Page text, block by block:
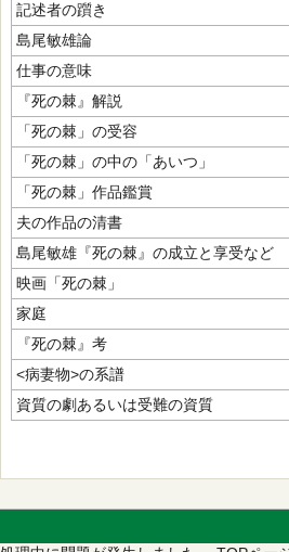
記述者の躓き
島尾敏雄論
仕事の意味
『死の棘』解説
「死の棘」の受容
「死の棘」の中の「あいつ」
「死の棘」作品鑑賞
夫の作品の清書
島尾敏雄『死の棘』の成立と享受など
映画「死の棘」
家庭
『死の棘』考
<病妻物>の系譜
資質の劇あるいは受難の資質